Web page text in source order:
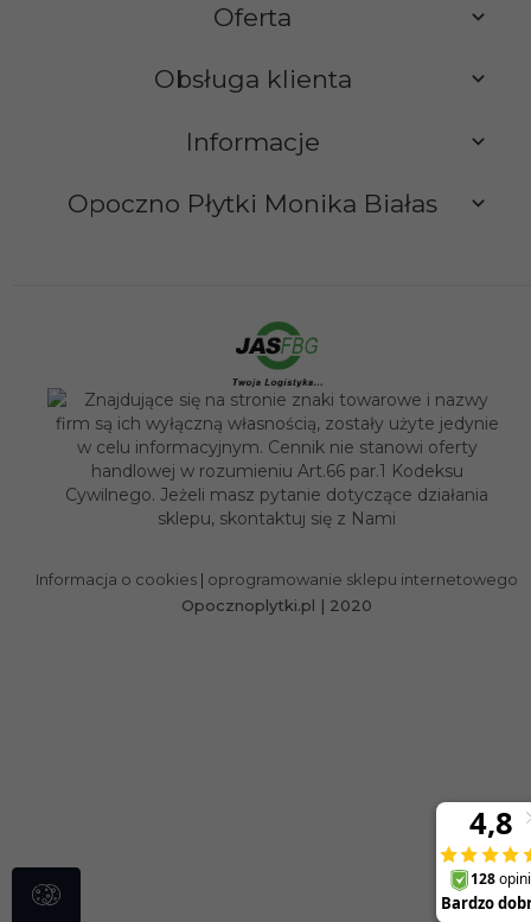
Oferta
Obsługa klienta
Informacje
Opoczno Płytki Monika Białas
sklep@opocznoplytki.pl
Informacja o cookies | oprogramowanie sklepu internetowego
Opocznoplytki.pl | 2020